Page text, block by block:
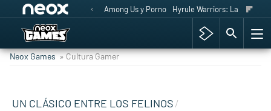
Among Us y Porno Hyrule Warriors: La Era del
Neox Games » Cultura Gamer
UN CLÁSICO ENTRE LOS FELINOS